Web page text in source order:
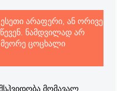
არაფერი, ან ორივე
ნამდვილად არ
ცოცხალი
მომავალ